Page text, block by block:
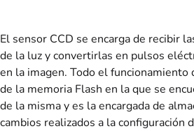
El sensor CCD se encarga de recibir
de la luz y convertirlas en pulsos
en la imagen. Todo el funcionamiento
de la memoria Flash en la que se
de la misma y es la encargada de
cambios realizados a la configuración